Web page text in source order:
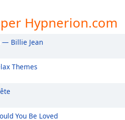
Hypnerion.com
— Billie Jean
Themes
You Be Loved